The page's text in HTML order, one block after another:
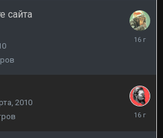
сайта
2010
16